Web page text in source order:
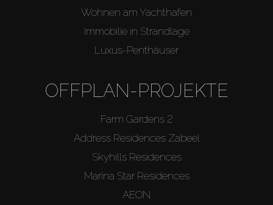
Wohnen am Yachthafen
Immobilie in Strandlage
Luxus-Penthäuser
OFFPLAN-PROJEKTE
Farm Gardens 2
Address Residences Zabeel
Skyhills Residences
Marina Star Residences
AEON